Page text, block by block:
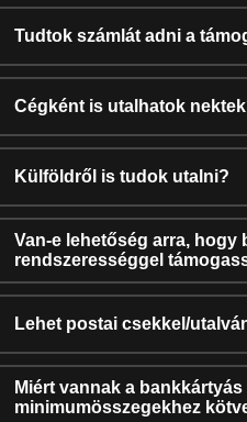
Tudtok számlát adni a
Cégként is utalhatok
Külföldről is tudok utalni?
Van-e lehetőség arra, hogy
rendszerességgel
Lehet postai csekkel/
Miért vannak a
minimumösszegekhez